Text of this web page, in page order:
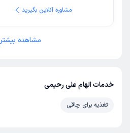
مشاوره آنلاین بگیرید
مشاهده بیشتر
خدمات الهام علی رحیمی
تغذیه برای چاقی